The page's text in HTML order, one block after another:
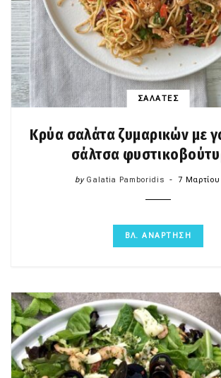
ΣΑΛΑΤΕΣ
Κρύα σαλάτα ζυμαρικών με
σάλτσα
by Galatia Pamboridis 7 Μαρτίου
ΒΛ. ΑΝΑΡΤΗΣΗ